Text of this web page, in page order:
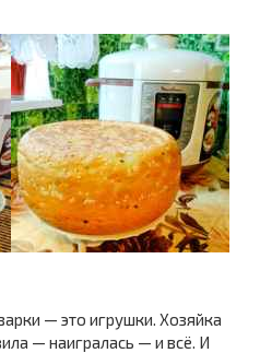
— это игрушки. Хозяйка
— наигралась — и всё. И